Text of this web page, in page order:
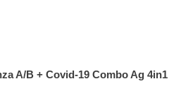
A/B + Covid-19 Combo Ag 4in1